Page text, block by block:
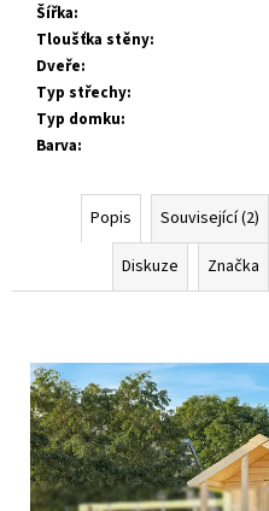
Šířka:
Tloušťka stěny:
Dveře:
Typ střechy:
Typ domku:
Barva:
Popis Související (2)
Diskuze
Značka